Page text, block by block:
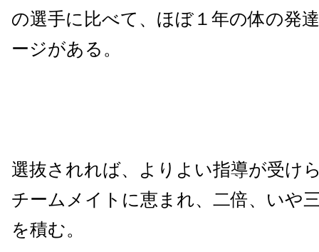
の選手に比べて、ほぼ１年の体の発
ージがある。
選抜されれば、よりよい指導が受け
チームメイトに恵まれ、二倍、いや
を積む。